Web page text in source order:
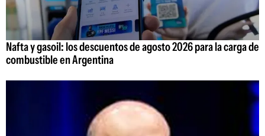
Nafta y gasoil: los descuentos de agosto 2026 para la carga de
combustible en Argentina